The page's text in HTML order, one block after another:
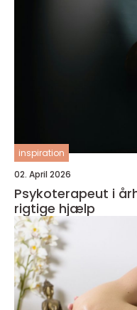
inspiration
02. April 2026
Psykoterapeut i århus sådan finder
rigtige hjælp